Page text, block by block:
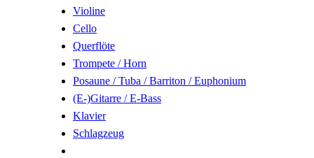
Violine
Cello
Querflöte
Trompete / Horn
Posaune / Tuba / Barriton / Euphonium
(E-)Gitarre / E-Bass
Klavier
Schlagzeug